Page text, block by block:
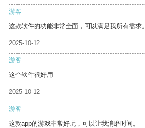
游客
这款软件的功能非常全面，可以满足我所有需求。
2025-10-12
游客
这个软件很好用
2025-10-12
游客
这款app的游戏非常好玩，可以让我消磨时间。